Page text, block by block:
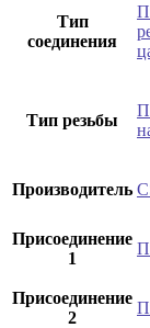
Тип
соединения
Тип резьбы
Производитель
Присоединение
1
Присоединение
2